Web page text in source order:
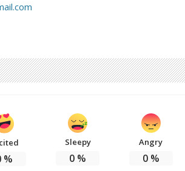
%
Sleepy
0 %
Angry
0%